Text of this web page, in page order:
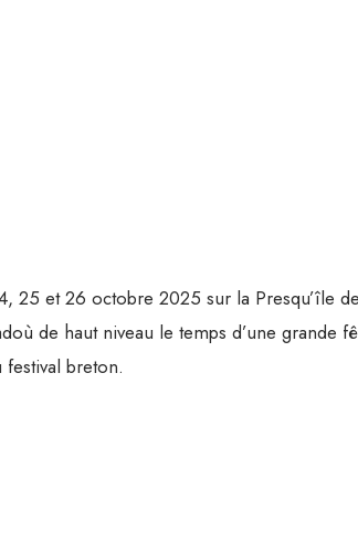
25 et 26 octobre 2025 sur la Presqu’île
de haut niveau le temps d’une grande
breton.